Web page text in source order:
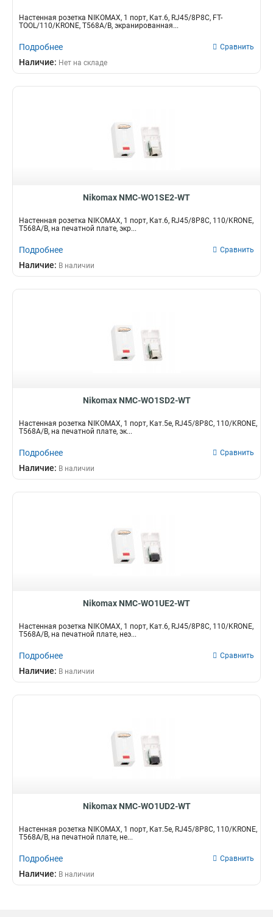
Настенная розетка NIKOMAX, 1 порт, Кат.6, RJ45/8P8C, FT-
TOOL/110/KRONE, T568A/B, экранированная...
Подробнее Сравнить
Наличие: Нет на складе
Nikomax NMC-WO1SE2-WT
Настенная розетка NIKOMAX, 1 порт, Кат.6, RJ45/8P8C, 110/KRONE,
T568A/B, на печатной плате, экр...
Подробнее Сравнить
Наличие: В наличии
Nikomax NMC-WO1SD2-WT
Настенная розетка NIKOMAX, 1 порт, Кат.5e, RJ45/8P8C, 110/KRONE,
T568A/B, на печатной плате, эк...
Подробнее Сравнить
Наличие: В наличии
Nikomax NMC-WO1UE2-WT
Настенная розетка NIKOMAX, 1 порт, Кат.6, RJ45/8P8C, 110/KRONE,
T568A/B, на печатной плате, неэ...
Подробнее Сравнить
Наличие: В наличии
Nikomax NMC-WO1UD2-WT
Настенная розетка NIKOMAX, 1 порт, Кат.5e, RJ45/8P8C, 110/KRONE,
T568A/B, на печатной плате, не...
Подробнее Сравнить
Наличие: В наличии